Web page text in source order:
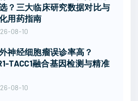
？三大临床研究数据对比与
用药指南
08-10
神经细胞瘤误诊率高？
TACC1融合基因检测与精准
08-10